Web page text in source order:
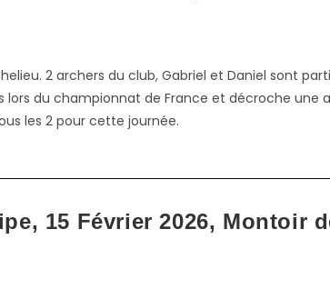
2 archers du club, Gabriel et Daniel sont
du championnat de France et décroche une
les 2 pour cette journée.
15 Février 2026, Montoir